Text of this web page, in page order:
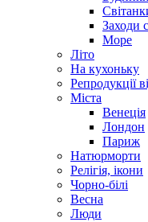
Заходи
Море
Літо
На кухоньку
Репродукції
Міста
Венеція
Лондон
Париж
Натюрморти
Релігія, ікони
Чорно-білі
Весна
Люди